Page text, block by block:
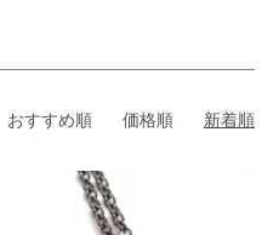
おすすめ順 価格順 新着順